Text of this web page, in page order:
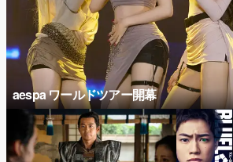
aespa ワールドツアー開幕